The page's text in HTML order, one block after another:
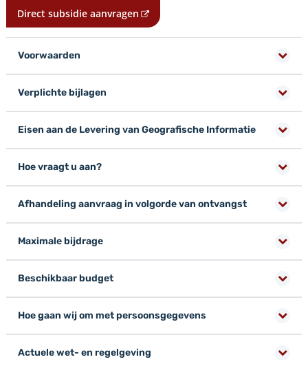
Direct subsidie aanvragen
Voorwaarden
Verplichte bijlagen
Eisen aan de Levering van Geografische Informatie
Hoe vraagt u aan?
Afhandeling aanvraag in volgorde van ontvangst
Maximale bijdrage
Beschikbaar budget
Hoe gaan wij om met persoonsgegevens
Actuele wet- en regelgeving